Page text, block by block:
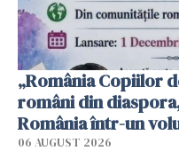
„România Copiilor
români din
România într-un
06 AUGUST 2026